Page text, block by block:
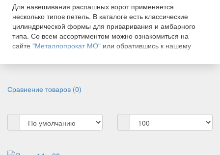
Для навешивания распашных ворот применяется
несколько типов петель. В каталоге есть классические
цилиндрической формы для приваривания и амбарного
типа. Со всем ассортиментом можно ознакомиться на
сайте "Металлопрокат МО" или обратившись к нашему
приварной пластиной, которую можно приварить к столбу
Выбор петель для ворот
Выбор данного механизма основывается на габаритах и
Сравнение товаров (0)